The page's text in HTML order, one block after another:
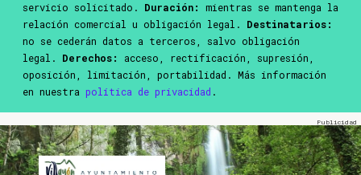
servicio solicitado. Duración:
mientras se mantenga la
relación comercial u obligación legal. Destinatarios:
no se cederán datos a terceros, salvo obligación
legal. Derechos:
acceso, rectificación, supresión,
oposición, limitación, portabilidad. Más información
en nuestra política de privacidad .